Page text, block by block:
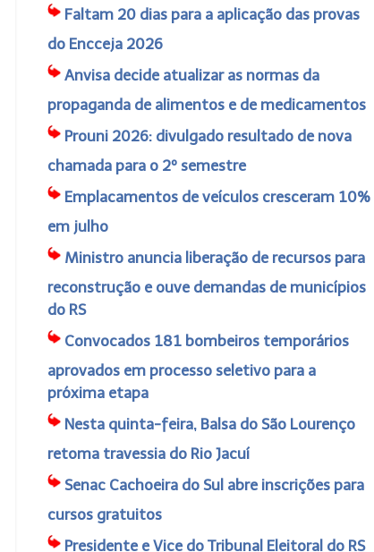
Faltam 20 dias para a aplicação das provas
do Encceja 2026
Anvisa decide atualizar as normas da
propaganda de alimentos e de medicamentos
Prouni 2026: divulgado resultado de nova
chamada para o 2º semestre
Emplacamentos de veículos cresceram 10%
em julho
Ministro anuncia liberação de recursos para
reconstrução e ouve demandas de municípios
do RS
Convocados 181 bombeiros temporários
aprovados em processo seletivo para a
próxima etapa
Nesta quinta-feira, Balsa do São Lourenço
retoma travessia do Rio Jacuí
Senac Cachoeira do Sul abre inscrições para
cursos gratuitos
Presidente e Vice do Tribunal Eleitoral do RS